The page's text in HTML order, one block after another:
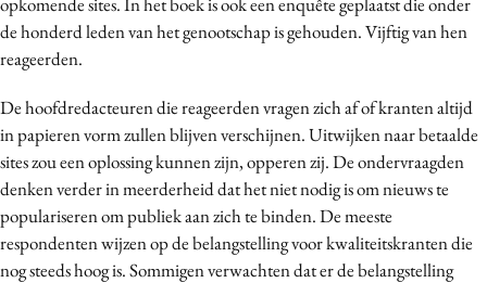
Carriere
Contentmarketing
Craft
Customer Experience
Data & Insights
Design
Digital transformation
Diversiteit
Effectiviteit
de honderd leden van het genootschap is gehouden. Vijftig van hen
reageerden.
De hoofdredacteuren die reageerden vragen zich af of kranten altijd
in papieren vorm zullen blijven verschijnen. Uitwijken naar betaalde
sites zou een oplossing kunnen zijn, opperen zij. De ondervraagden
denken verder in meerderheid dat het niet nodig is om nieuws te
populariseren om publiek aan zich te binden. De meeste
respondenten wijzen op de belangstelling voor kwaliteitskranten die
nog steeds hoog is. Sommigen verwachten dat er de belangstelling